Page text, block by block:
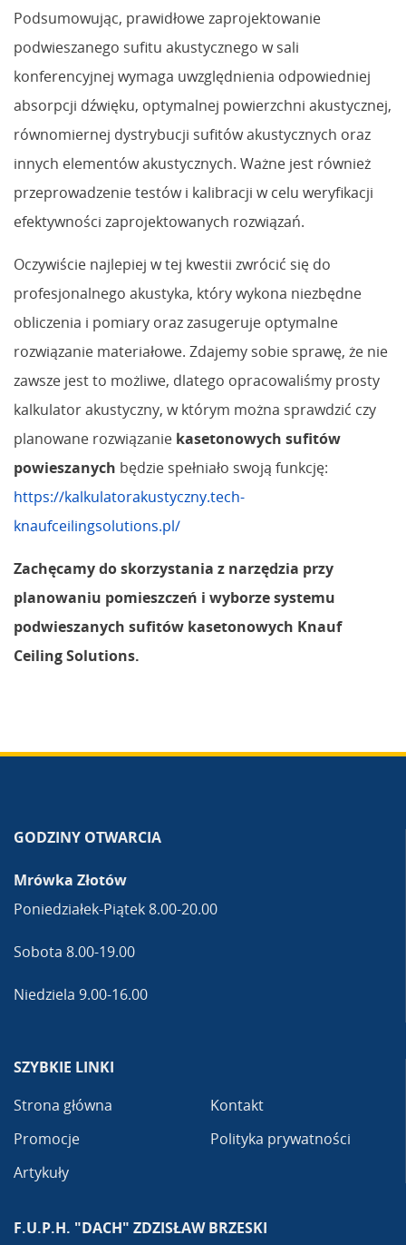
Podsumowując, prawidłowe zaprojektowanie
podwieszanego sufitu akustycznego w sali
konferencyjnej wymaga uwzględnienia odpowiedniej
absorpcji dźwięku, optymalnej powierzchni akustycznej,
równomiernej dystrybucji sufitów akustycznych oraz
innych elementów akustycznych. Ważne jest również
przeprowadzenie testów i kalibracji w celu weryfikacji
efektywności zaprojektowanych rozwiązań.
Oczywiście najlepiej w tej kwestii zwrócić się do
profesjonalnego akustyka, który wykona niezbędne
obliczenia i pomiary oraz zasugeruje optymalne
rozwiązanie materiałowe. Zdajemy sobie sprawę, że nie
zawsze jest to możliwe, dlatego opracowaliśmy prosty
kalkulator akustyczny, w którym można sprawdzić czy
planowane rozwiązanie kasetonowych sufitów
powieszanych będzie spełniało swoją funkcję:
https://kalkulatorakustyczny.tech-
knaufceilingsolutions.pl/
Zachęcamy do skorzystania z narzędzia przy
planowaniu pomieszczeń i wyborze systemu
podwieszanych sufitów kasetonowych Knauf
Ceiling Solutions.
GODZINY OTWARCIA
Mrówka Złotów
Poniedziałek-Piątek 8.00-20.00
Sobota 8.00-19.00
Niedziela 9.00-16.00
SZYBKIE LINKI
Strona główna
Promocje
Artykuły
Kontakt
Polityka prywatności
F.U.P.H. "DACH" ZDZISŁAW BRZESKI